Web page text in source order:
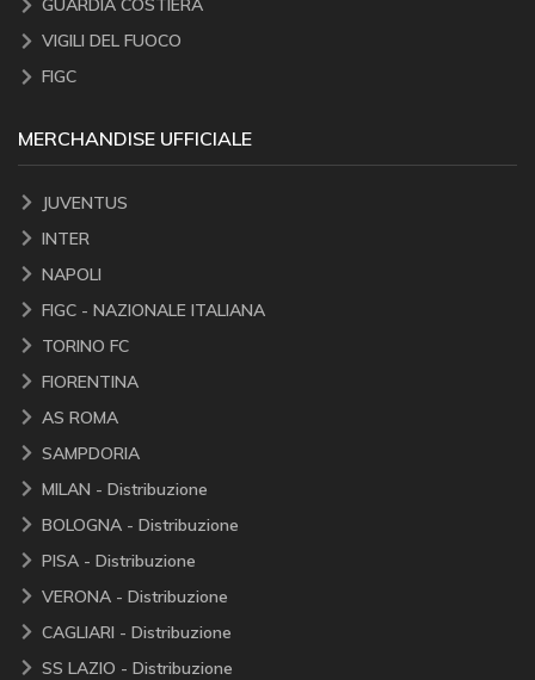
GUARDIA COSTIERA
VIGILI DEL FUOCO
FIGC
MERCHANDISE UFFICIALE
JUVENTUS
INTER
NAPOLI
FIGC - NAZIONALE ITALIANA
TORINO FC
FIORENTINA
AS ROMA
SAMPDORIA
MILAN - Distribuzione
BOLOGNA - Distribuzione
PISA - Distribuzione
VERONA - Distribuzione
CAGLIARI - Distribuzione
SS LAZIO - Distribuzione